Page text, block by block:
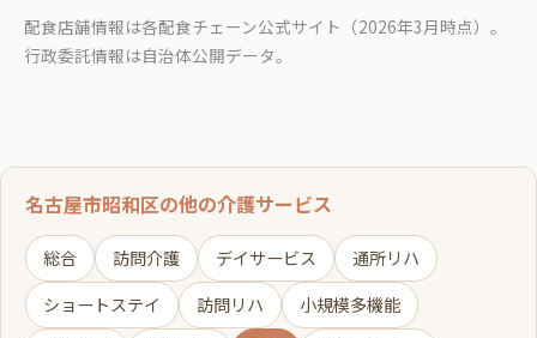
配食店舗情報は各配食チェーン公式サイト（2026年3月時点）。
行政委託情報は自治体公開データ。
名古屋市昭和区の他の介護サービス
総合 訪問介護 デイサービス
通所リハ
ショートステイ
訪問リハ
小規模多機能